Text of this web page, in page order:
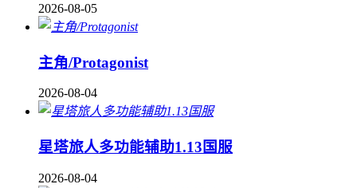
2026-08-05
主角/Protagonist
2026-08-04
星塔旅人多功能辅助1.13国服
2026-08-04